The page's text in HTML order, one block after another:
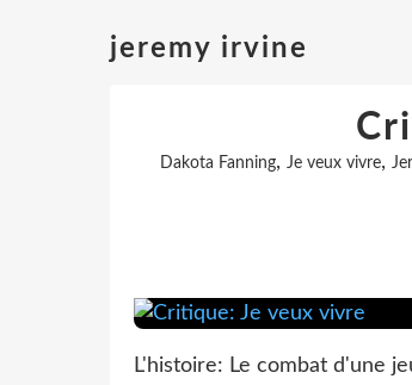
jeremy irvine
Dakota Fanning, Je veux vivre,
L'histoire: Le combat d'une